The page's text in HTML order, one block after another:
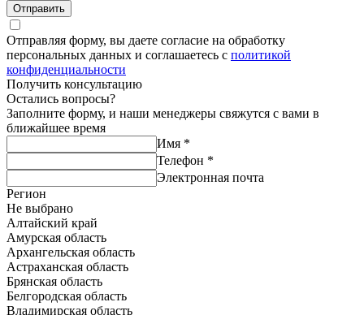
Отправить
Отправляя форму, вы даете согласие на обработку
персональных данных и соглашаетесь с политикой
конфиденциальности
Получить консультацию
Остались вопросы?
Заполните форму, и наши менеджеры свяжутся с вами в
ближайшее время
Имя *
Телефон *
Электронная почта
Регион
Не выбрано
Алтайский край
Амурская область
Архангельская область
Астраханская область
Брянская область
Белгородская область
Владимирская область